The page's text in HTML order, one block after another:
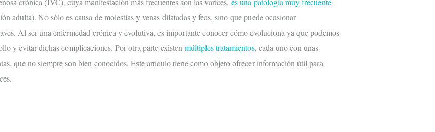
adulta). No sólo es causa de molestias y venas dilatadas y feas, sino que puede ocasionar
Al ser una enfermedad crónica y evolutiva, es importante conocer cómo evoluciona ya que podemos
y evitar dichas complicaciones. Por otra parte existen múltiples tratamientos, cada uno con unas
que no siempre son bien conocidos. Este artículo tiene como objeto ofrecer información útil para